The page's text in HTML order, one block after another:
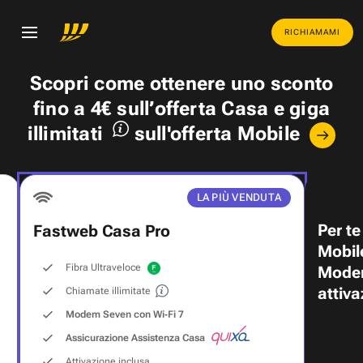
RICHIAMAMI
Scopri come ottenere uno sconto
fino a 4€ sull’offerta Casa egiga
illimitati
sull'offerta Mobile
LA PIÙ VENDUTA
Fastweb Casa Pro
Fibra Ultraveloce
Chiamate illimitate
Modem Seven con Wi‑Fi 7
Assicurazione Assistenza Casa
Per